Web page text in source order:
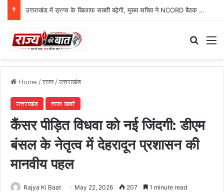
उत्तराखंड में ड्रग्स के खिलाफ सख्ती बढ़ेगी, मुख्य सचिव ने NCORD बैठक में दिए कड़े निर्देश
Home /राज्य/उत्तराखंड
उत्तराखंड ताजा खबरें
कैंसर पीड़ित विधवा को नई जिंदगी: डीएम
बंसल के नेतृत्व में देहरादून प्रशासन की
मानवीय पहल
Rajya Ki Baat May 22, 2026 207 1 minute read